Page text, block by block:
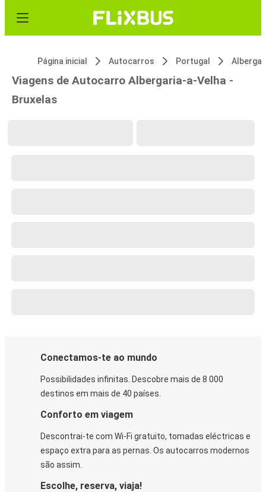
Página inicial Autocarros Portugal
Viagens de Autocarro Albergaria-a-Velha -
Bruxelas
Conectamos-te ao mundo
Possibilidades infinitas. Descobre mais de 8 000
destinos em mais de 40 países.
Conforto em viagem
Descontrai-te com Wi-Fi gratuito, tomadas eléctricas e
espaço extra para as pernas. Os autocarros modernos
são assim.
Escolhe, reserva, viaja!